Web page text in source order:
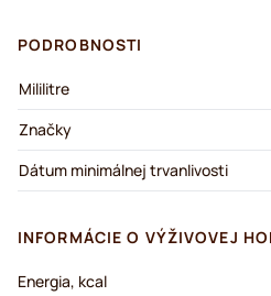
PODROBNOSTI
Mililitre
Značky
Dátum minimálnej trvanlivosti
INFORMÁCIE O VÝŽIVOVEJ
Energia, kcal